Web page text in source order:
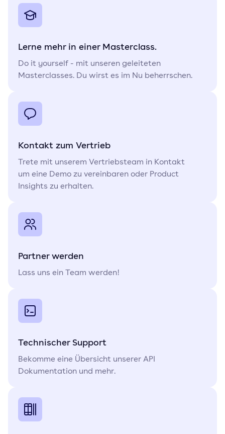
Lerne mehr in einer Masterclass.
Do it yourself - mit unseren geleiteten
Masterclasses. Du wirst es im Nu beherrschen.
Kontakt zum Vertrieb
Trete mit unserem Vertriebsteam in Kontakt
um eine Demo zu vereinbaren oder Product
Insights zu erhalten.
Partner werden
Lass uns ein Team werden!
Technischer Support
Bekomme eine Übersicht unserer API
Dokumentation und mehr.